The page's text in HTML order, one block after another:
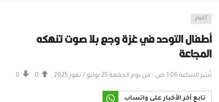
أخبار
أطفال التوحد في غزة وجع بلا صوت تنهكه
المجاعة
نُشر الساعة 1:06 ص - من يوم الجمعة 25 يوليو / تموز 2025 0
0
تابع آخر الأخبار على واتساب